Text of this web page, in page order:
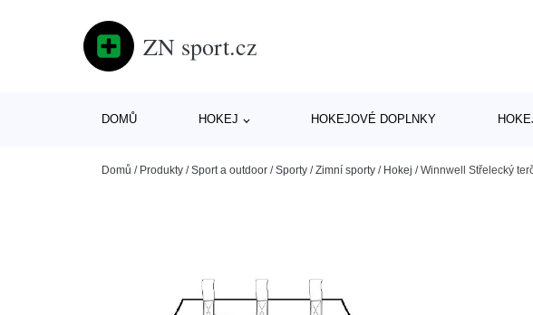
ZN sport.cz
DOMŮ HOKEJ HOKEJOVÉ DOPLNKY
Domů / Produkty /Sport a outdoor /Sporty /Zimní sporty / Hokej /Winnwell Střelecký